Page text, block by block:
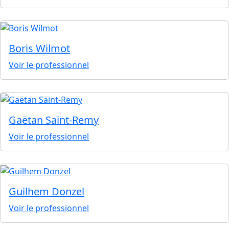
Boris Wilmot
Voir le professionnel
Gaëtan Saint-Remy
Voir le professionnel
Guilhem Donzel
Voir le professionnel